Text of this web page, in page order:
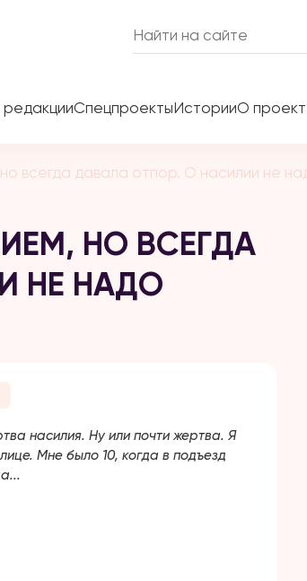
СпецпроектыИсторииО
всегда давала отпор. О насилии не
НО ВСЕГДА
НЕ НАДО
насилия. Ну или почти жертва. Я
Мне было 10, когда в подъезд